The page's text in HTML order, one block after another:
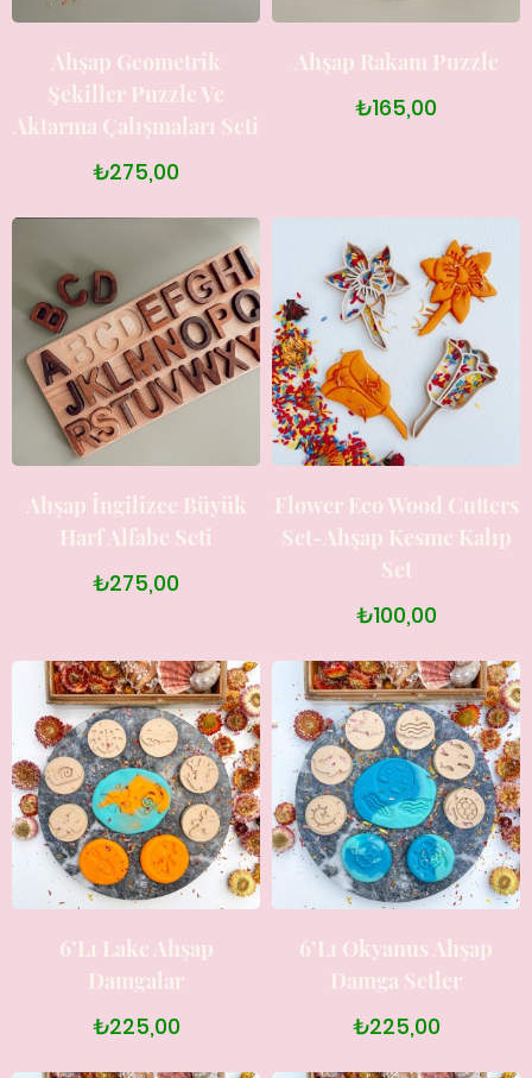
Ahşap Geometrik
Şekiller Puzzle Ve
Aktarma Çalışmaları Seti
₺275,00
Ahşap Rakam Puzzle
₺165,00
Ahşap İngilizce Büyük
Harf Alfabe Seti
₺275,00
Flower Eco Wood Cutters
Set-Ahşap Kesme Kalıp
Set
₺100,00
6’lı Lake Ahşap
Damgalar
₺225,00
6’lı Okyanus Ahşap
Damga Setler
₺225,00